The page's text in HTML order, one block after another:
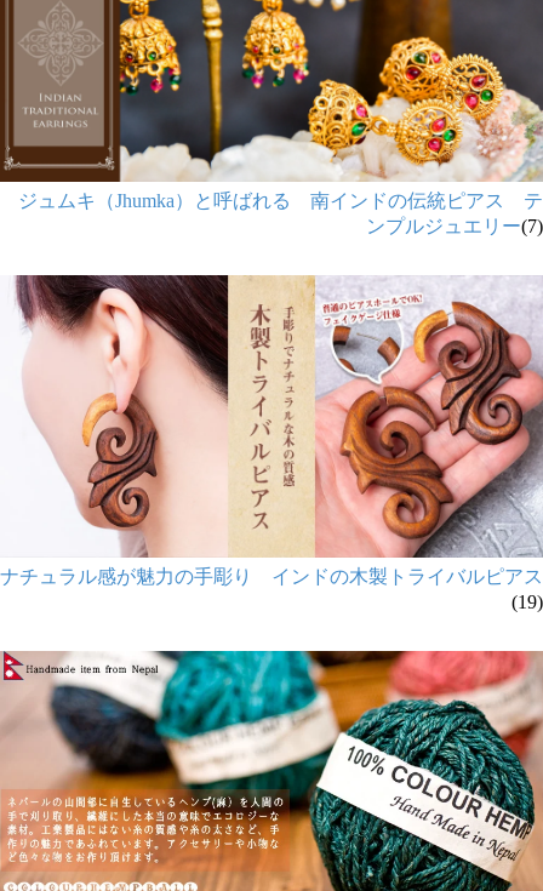
ジュムキ（Jhumka）と呼ばれる 南インドの伝統ピアス テ
ンプルジュエリー(7)
ナチュラル感が魅力の手彫り インドの木製トライバルピアス
(19)